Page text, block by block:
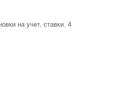
на учет, ставки. 4